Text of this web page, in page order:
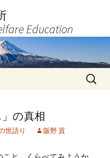
Education
検
索:
の真相
世語り 阪野 貢